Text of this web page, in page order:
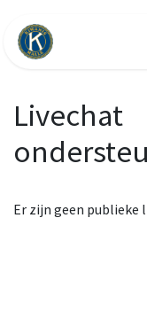
Livechat
Er zijn geen publieke